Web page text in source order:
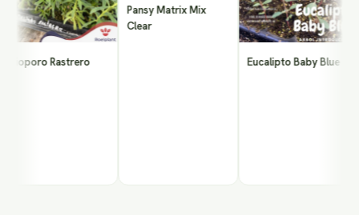
Rastrero
Pansy Matrix Mix
Clear
Eucalipto Baby Blue